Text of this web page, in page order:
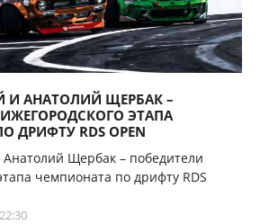
И АНАТОЛИЙ ЩЕРБАК –
ЭТАПА
ДРИФТУ RDS OPEN
Щербак – победители
чемпионата по дрифту RDS